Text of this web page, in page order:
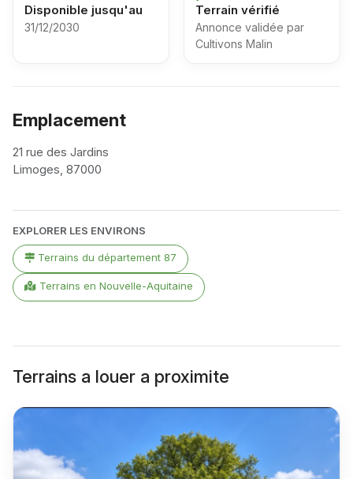
Disponible jusqu'au
31/12/2030
Terrain vérifié
Annonce validée par
Cultivons Malin
Emplacement
21 rue des Jardins
Limoges, 87000
+
−
EXPLORER LES ENVIRONS
Terrains du département 87
Terrains en Nouvelle-Aquitaine
Terrains a louer a proximite